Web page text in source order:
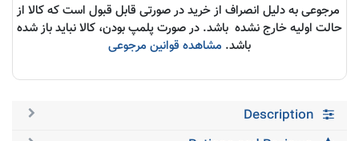
مرجوعی به دلیل انصراف از خرید در صورتی قابل قبول است که کالا از
حالت اولیه خارج نشده باشد. در صورت پلمپ بودن، کالا نباید باز شده
باشد. مشاهده قوانین مرجوعی
Description